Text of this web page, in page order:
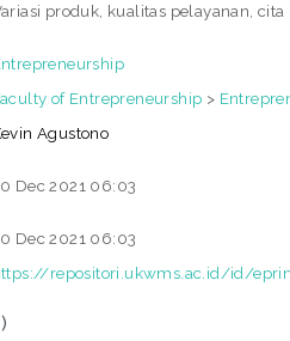
produk, kualitas pelayanan,
of Entrepreneurship >
Agustono
Dec 2021 06:03
Dec 2021 06:03
repositori.ukwms.ac.id/id/